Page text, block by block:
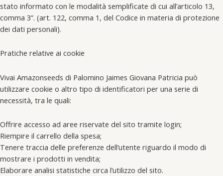
stato informato con le modalità semplificate di cui all’articolo 13,
comma 3”. (art. 122, comma 1, del Codice in materia di protezione
dei dati personali).
Pratiche relative ai cookie
Vivai Amazonseeds di Palomino Jaimes Giovana Patricia può
utilizzare cookie o altro tipo di identificatori per una serie di
necessità, tra le quali:
Offrire accesso ad aree riservate del sito tramite login;
Riempire il carrello della spesa;
Tenere traccia delle preferenze dell’utente riguardo il modo di
mostrare i prodotti in vendita;
Elaborare analisi statistiche circa l’utilizzo del sito.